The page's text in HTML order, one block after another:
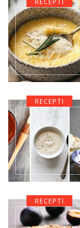
RECEPTI
RECEPTI